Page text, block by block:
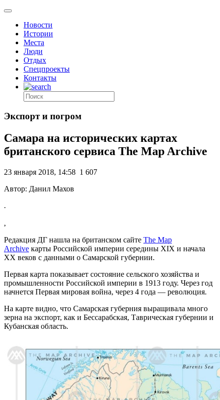
Новости
Истории
Места
Люди
Отдых
Спецпроекты
Контакты
Экспорт и погром
Самара на исторических картах
британского сервиса The Map Archive
23 января 2018, 14:58 1 607
Автор: Данил Махов
.
,
Редакция ДГ нашла на британском сайте The Map
Archive карты Российской империи середины XIX и начала
XX веков с данными о Самарской губернии.
Первая карта показывает состояние сельского хозяйства и
промышленности Российской империи в 1913 году. Через год
начнется Первая мировая война, через 4 года — революция.
На карте видно, что Самарская губерния выращивала много
зерна на экспорт, как и Бессарабская, Таврическая губернии и
Кубанская область.